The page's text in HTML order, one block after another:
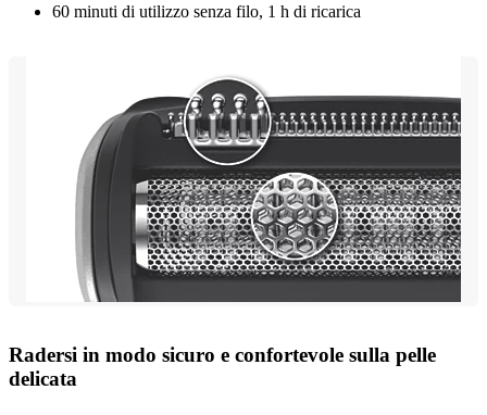
60 minuti di utilizzo senza filo, 1 h di ricarica
Radersi in modo sicuro e confortevole sulla pelle
delicata